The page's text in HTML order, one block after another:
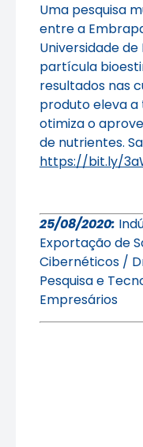
Uma pesquisa
entre a
Universidade
partícula
resultados nas
produto eleva
otimiza o
de nutrientes.
https://bit.ly/
25/08/2020:
Exportação de
Cibernéticos /
Pesquisa e
Empresários